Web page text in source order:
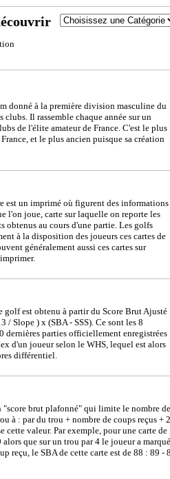
donné à la première division masculine du
Il rassemble chaque année sur un
de l'élite amateur de France. C'est le plus
et le plus ancien puisque sa création
est un imprimé où figurent des informations
l'on joue, carte sur laquelle on reporte les
obtenus au cours d'une partie. Les golfs
à la disposition des joueurs ces cartes de
généralement aussi ces cartes sur
golf est obtenu à partir du Score Brut Ajusté
/ Slope ) x (SBA - SSS). Ce sont les 8
dernières parties officiellement enregistrées
d'un joueur selon le WHS, lequel est alors
différentiel.
"score brut plafonné" qui limite le nombre de
à : par du trou + nombre de coups reçus + 2
cette valeur. Par exemple, pour une carte de
que sur un trou par 4 le joueur a marqué
reçu, le SBA de cette carte est de 88 : 89 -